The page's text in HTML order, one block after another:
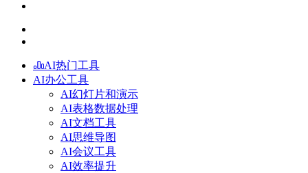
AI热门工具
AI办公工具
AI幻灯片和演示
AI表格数据处理
AI文档工具
AI思维导图
AI会议工具
AI效率提升